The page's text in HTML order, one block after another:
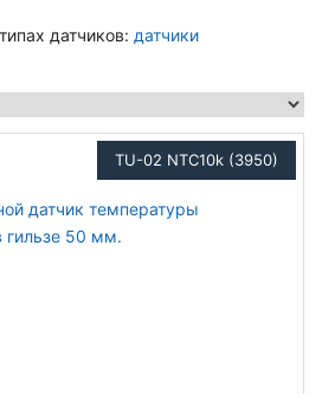
датчиков: датчики
TU-02 NTC10k (3950)